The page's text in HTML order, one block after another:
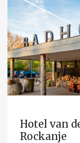
Hotel van
Rockanje